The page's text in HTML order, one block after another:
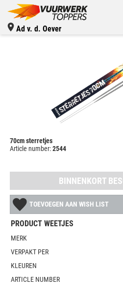
Ad v. d. Oever
70cm sterretjes
Article number:2544
BINNENKORT
TOEVOEGEN AAN WISH LIST
PRODUCT WEETJES
MERK
VERPAKT PER
KLEUREN
ARTICLE NUMBER